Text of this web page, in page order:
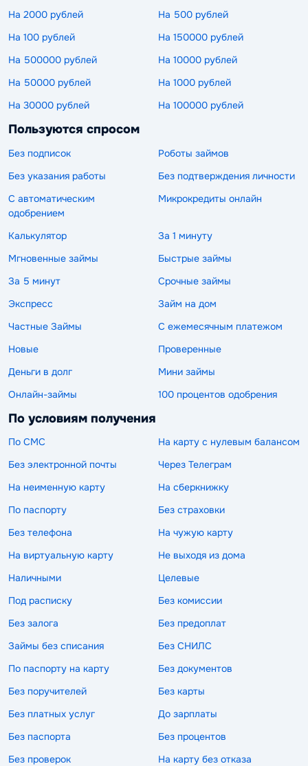
На 2000 рублей
На 500 рублей
На 100 рублей
На 150000 рублей
На 500000 рублей
На 10000 рублей
На 50000 рублей
На 1000 рублей
На 30000 рублей
На 100000 рублей
Пользуются спросом
Без подписок
Роботы займов
Без указания работы
Без подтверждения личности
С автоматическим
одобрением
Микрокредиты онлайн
Калькулятор
За 1 минуту
Мгновенные займы
Быстрые займы
За 5 минут
Срочные займы
Экспресс
Займ на дом
Частные Займы
С ежемесячным платежом
Новые
Проверенные
Деньги в долг
Мини займы
Онлайн-займы
100 процентов одобрения
По условиям получения
По СМС
На карту с нулевым балансом
Без электронной почты
Через Телеграм
На неименную карту
На сберкнижку
По паспорту
Без страховки
Без телефона
На чужую карту
На виртуальную карту
Не выходя из дома
Наличными
Целевые
Под расписку
Без комиссии
Без залога
Без предоплат
Займы без списания
Без СНИЛС
По паспорту на карту
Без документов
Без поручителей
Без карты
Без платных услуг
До зарплаты
Без паспорта
Без процентов
Без проверок
На карту без отказа